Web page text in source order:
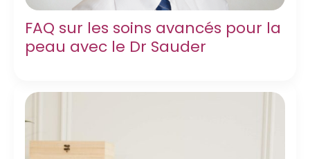
FAQ sur les soins avancés pour la
peau avec le Dr Sauder